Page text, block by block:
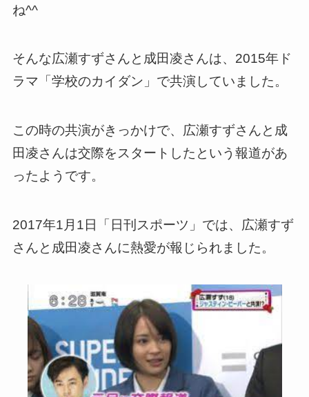
ね^^
そんな広瀬すずさんと成田凌さんは、2015年ド
ラマ「学校のカイダン」で共演していました。
この時の共演がきっかけで、広瀬すずさんと成
田凌さんは交際をスタートしたという報道があ
ったようです。
2017年1月1日「日刊スポーツ」では、広瀬すず
さんと成田凌さんに熱愛が報じられました。